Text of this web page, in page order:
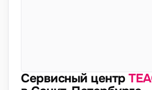
Сервисный центр